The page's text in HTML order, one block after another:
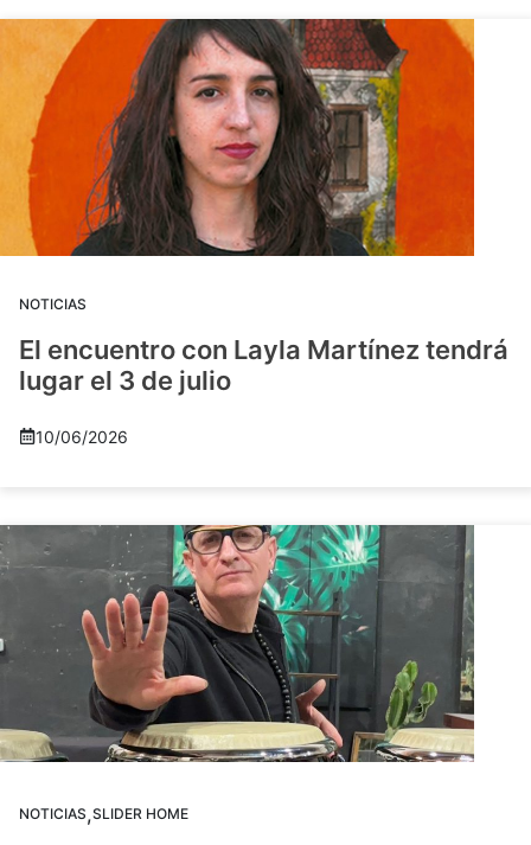
NOTICIAS
El encuentro con Layla Martínez tendrá
lugar el 3 de julio
10/06/2026
NOTICIAS,SLIDER HOME